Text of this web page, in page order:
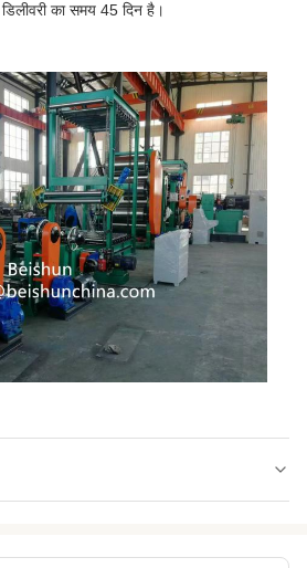
का समय 45 दिन है।